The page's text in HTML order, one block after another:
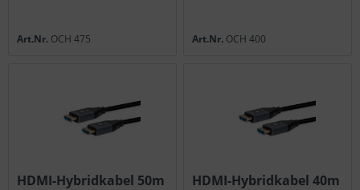
Art.Nr. OCH 475 Art.Nr. OCH 400
HDMI-Hybridkabel 50m HDMI-Hybridkabel 40m